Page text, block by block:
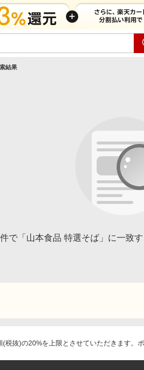
ピング
結果
で「山本食品 特選そば」に一致
抜)の20%を上限とさせていただきます。